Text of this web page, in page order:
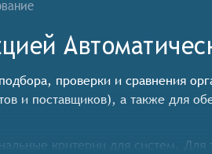
проверки и сравнения
и поставщиков), а также для
критерии для систем. Для